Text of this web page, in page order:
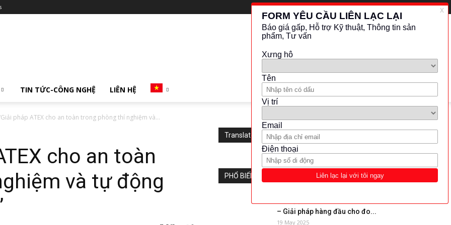
TIN TỨC-CÔNG NGHỆ LIÊN HỆ
pháp ATEX cho an toàn trong phòng thí nghiệm và...
cho an toàn
và tự động
Translate this website
PHỔ BIẾN
– Giải pháp hàng đầu cho đo...
19 May 2025